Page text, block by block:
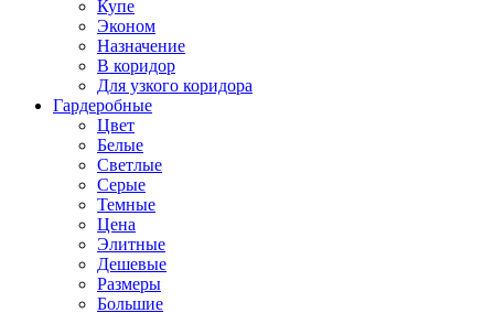
Купе
Эконом
Назначение
В коридор
Для узкого коридора
Гардеробные
Цвет
Белые
Светлые
Серые
Темные
Цена
Элитные
Дешевые
Размеры
Большие